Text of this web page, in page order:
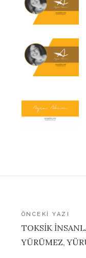
Yazı
gezinmesi
ÖNCEKI YAZI
TOKSİK
YÜRÜMEZ,